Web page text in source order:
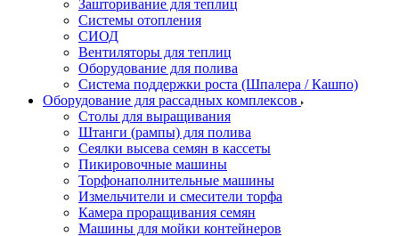
Зашторивание для теплиц
Системы отопления
СИОД
Вентиляторы для теплиц
Оборудование для полива
Система поддержки роста (Шпалера / Кашпо)
Оборудование для рассадных комплексов
Столы для выращивания
Штанги (рампы) для полива
Сеялки высева семян в кассеты
Пикировочные машины
Торфонаполнительные машины
Измельчители и смесители торфа
Камера проращивания семян
Машины для мойки контейнеров